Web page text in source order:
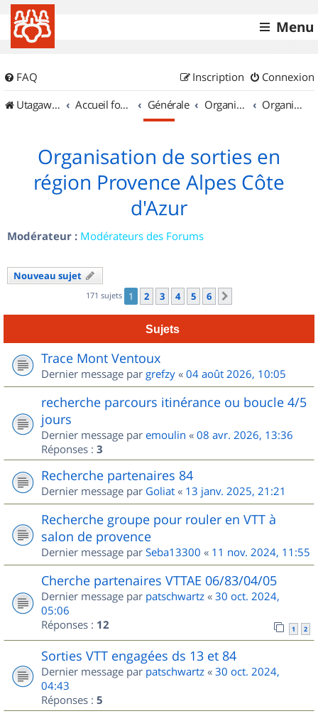
Menu
FAQ Connexion
Inscription
UtagawaVTT (Randos VTT et VTTAE avec traces GPS)
Accueil forum Générale Organisation de sorties & Recherche de partenaires Organisation de sorties en région Provence Alpes Côte d'Azur
Organisation de sorties en
région Provence Alpes Côte
d'Azur
Modérateur : Modérateurs des Forums
Nouveau sujet
171 sujets 1 2 3 4 5 6
Sujets
Trace Mont Ventoux
Dernier message par grefzy « 04 août 2026, 10:05
recherche parcours itinérance ou boucle 4/5
jours
Dernier message par emoulin « 08 avr. 2026, 13:36
Réponses : 3
Recherche partenaires 84
Dernier message par Goliat « 13 janv. 2025, 21:21
Recherche groupe pour rouler en VTT à
salon de provence
Dernier message par Seba13300 « 11 nov. 2024, 11:55
Cherche partenaires VTTAE 06/83/04/05
Dernier message par patschwartz « 30 oct. 2024,
05:06
Réponses : 12 1 2
Sorties VTT engagées ds 13 et 84
Dernier message par patschwartz « 30 oct. 2024,
04:43
Réponses : 5